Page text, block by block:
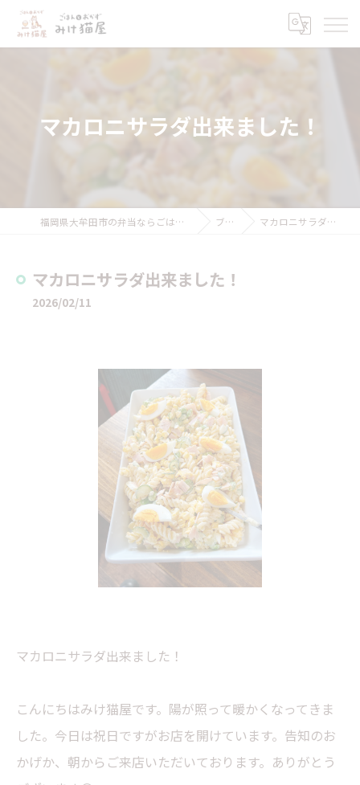
マカロニサラダ出来ました！
福岡県大牟田市の弁当ならごはんとおかず みけ猫屋 ブログ マカロニサラダ出来ました！
マカロニサラダ出来ました！
2026/02/11
マカロニサラダ出来ました！
こんにちはみけ猫屋です。陽が照って暖かくなってきま
した。今日は祝日ですがお店を開けています。告知のお
かげか、朝からご来店いただいております。ありがとう